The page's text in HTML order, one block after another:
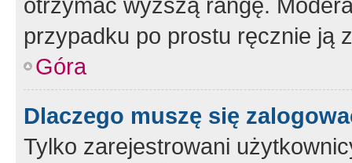
przypadku po prostu ręcznie ją
Góra
Dlaczego muszę się
Tylko zarejestrowani